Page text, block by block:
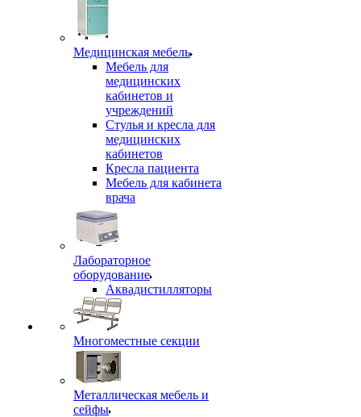
Медицинская мебель
Мебель для
медицинских
кабинетов и
учреждений
Стулья и кресла для
медицинских
кабинетов
Кресла пациента
Мебель для кабинета
врача
Лабораторное
оборудование
Аквадистилляторы
Многоместные секции
Металлическая мебель и
сейфы